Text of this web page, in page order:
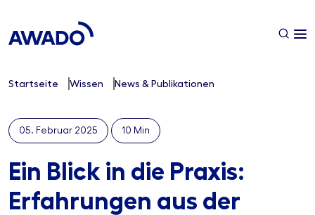
Startseite Wissen News & Publikationen
05. Februar 2025 10 Min
Ein Blick in die Praxis:
Erfahrungen aus der